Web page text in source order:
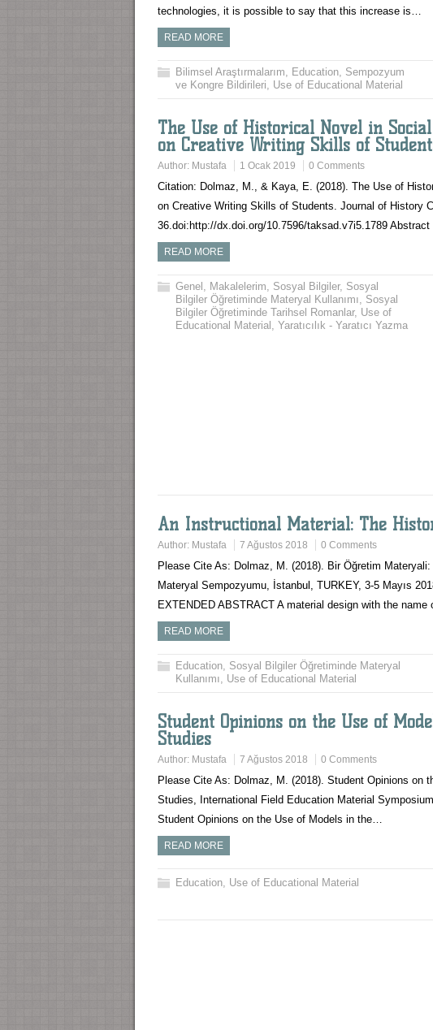
technologies, it is possible to say that this increase is…
READ MORE
Bilimsel Araştırmalarım, Education, Sempozyum
ve Kongre Bildirileri, Use of Educational Material
The Use of Historical Novel in
on Creative Writing Skills of
Author: Mustafa 1 Ocak 2019 0 Comments
Citation: Dolmaz, M., & Kaya, E. (2018). The Use of
on Creative Writing Skills of Students. Journal of History
36.doi:http://dx.doi.org/10.7596/taksad.v7i5.1789
READ MORE
Genel , Makalelerim, Sosyal Bilgiler, Sosyal
Bilgiler Öğretiminde Materyal Kullanımı, Sosyal
Bilgiler Öğretiminde Tarihsel Romanlar, Use of
Educational Material , Yaratıcılık - Yaratıcı Yazma
An Instructional Material: The
Author: Mustafa 7 Ağustos 2018 0 Comments
Please Cite As: Dolmaz, M. (2018). Bir Öğretim
Materyal Sempozyumu, İstanbul, TURKEY, 3-5 Mayıs
EXTENDED ABSTRACT A material design with the
READ MORE
Education, Sosyal Bilgiler Öğretiminde Materyal
Kullanımı, Use of Educational Material
Student Opinions on the Use of
Studies
Author: Mustafa 7 Ağustos 2018 0 Comments
Please Cite As: Dolmaz, M. (2018). Student Opinions on
Studies, International Field Education Material
Student Opinions on the Use of Models in the…
READ MORE
Education, Use of Educational Material